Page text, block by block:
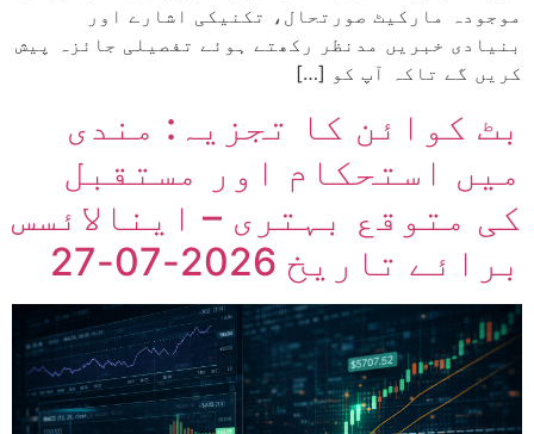
موجودہ مارکیٹ صورتحال، تکنیکی اشارے اور
بنیادی خبریں مدنظر رکھتے ہوئے تفصیلی جائزہ پیش
کریں گے تاکہ آپ کو […]
بٹ کوائن کا تجزیہ: مندی
میں استحکام اور مستقبل
کی متوقع بہتری – اینالائسس
برائے تاریخ 2026-07-27